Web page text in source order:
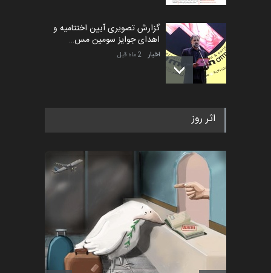
گزارش تصویری آیین اختتامیه و
اهدای جوایز سومین مس…
اخبار 2 ماه قبل
به یاد اردوغان باشول (۱۹۳۶–
اخبار 2 ماه قبل
رویداد کارگاهی کارتون و پوستر
«ایران سربلند» به ا…
اخبار 6 ماه قبل
فراخوان رویداد کارگاهی کارتون و
اثر روز